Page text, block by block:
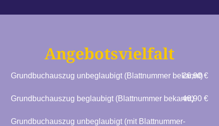
Angebotsvielfalt
Grundbuchauszug unbeglaubigt (Blattnummer bekannt)
26,90 €
Grundbuchauszug beglaubigt (Blattnummer bekannt)46,90 €
Grundbuchauszug unbeglaubigt (mit Blattnummer-